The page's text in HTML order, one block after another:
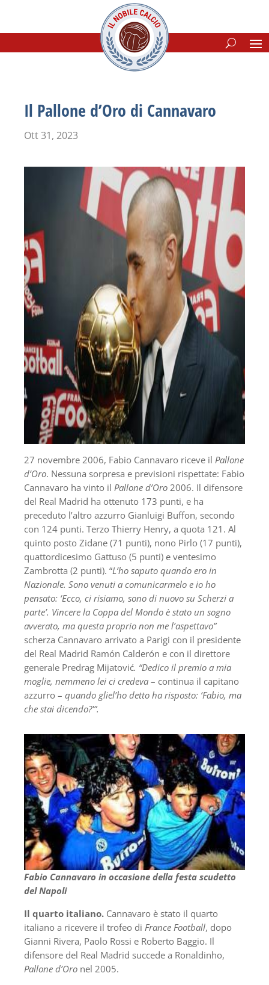
Il Pallone d’Oro di Cannavaro
Ott 31, 2023
27 novembre 2006, Fabio Cannavaro riceve il Pallone
d’Oro. Nessuna sorpresa e previsioni rispettate: Fabio
Cannavaro ha vinto il Pallone d’Oro 2006. Il difensore
del Real Madrid ha ottenuto 173 punti, e ha
preceduto l’altro azzurro Gianluigi Buffon, secondo
con 124 punti. Terzo Thierry Henry, a quota 121. Al
quinto posto Zidane (71 punti), nono Pirlo (17 punti),
quattordicesimo Gattuso (5 punti) e ventesimo
Zambrotta (2 punti). “L’ho saputo quando ero in
Nazionale. Sono venuti a comunicarmelo e io ho
pensato: ‘Ecco, ci risiamo, sono di nuovo su Scherzi a
parte’. Vincere la Coppa del Mondo è stato un sogno
avverato, ma questa proprio non me l’aspettavo”
scherza Cannavaro arrivato a Parigi con il presidente
del Real Madrid Ramón Calderón e con il direttore
generale Predrag Mijatović. “Dedico il premio a mia
moglie, nemmeno lei ci credeva – continua il capitano
azzurro – quando gliel’ho detto ha risposto: ‘Fabio, ma
che stai dicendo?'”.
Fabio Cannavaro in occasione della festa scudetto
del Napoli
Il quarto italiano. Cannavaro è stato il quarto
italiano a ricevere il trofeo di France Football, dopo
Gianni Rivera, Paolo Rossi e Roberto Baggio. Il
difensore del Real Madrid succede a Ronaldinho,
Pallone d’Oro nel 2005.